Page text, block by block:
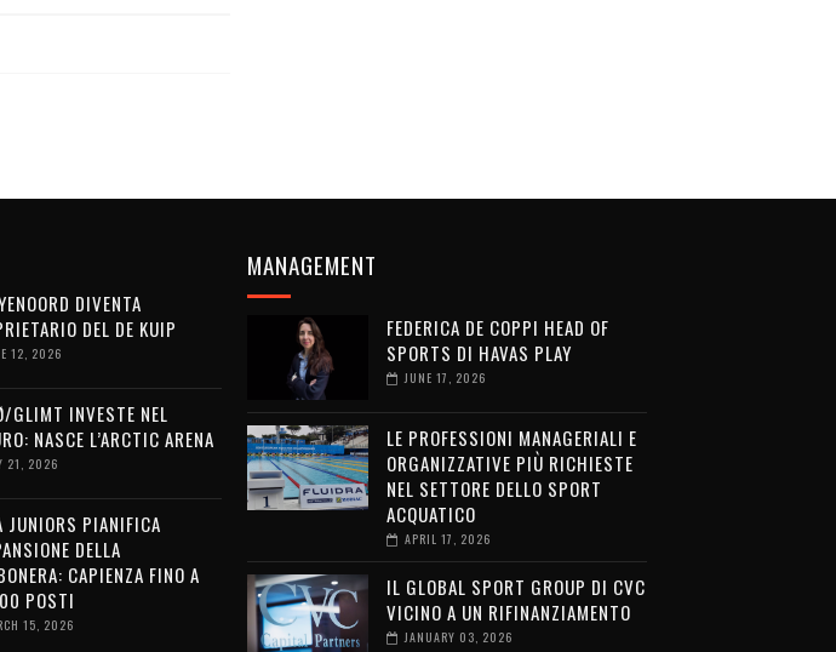
DIVENTA
DEL DE KUIP
12, 2026
GLIMT INVESTE NEL
NASCE L’ARCTIC ARENA
21, 2026
JUNIORS PIANIFICA
DELLA
CAPIENZA FINO A
POSTI
15, 2026
MANAGEMENT
FEDERICA DE COPPI HEAD OF
SPORTS DI HAVAS PLAY
JUNE 17, 2026
LE PROFESSIONI MANAGERIALI E
ORGANIZZATIVE PIÙ RICHIESTE
NEL SETTORE DELLO SPORT
ACQUATICO
APRIL 17, 2026
IL GLOBAL SPORT GROUP DI CVC
VICINO A UN RIFINANZIAMENTO
JANUARY 03, 2026